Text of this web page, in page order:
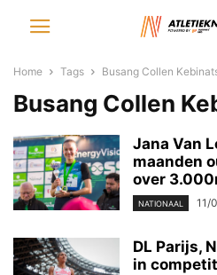
Home Tags Busang Collen
Busang Collen
Jana Van
maanden
over
NATIONAAL 11/
DL Parijs,
in